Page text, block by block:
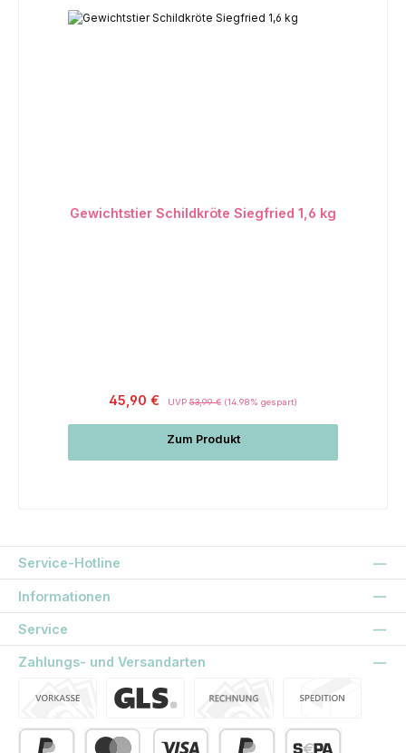
Gewichtstier Schildkröte Siegfried 1,6 kg
45,90 € UVP 53,99 € (14.98% gespart)
Zum Produkt
Service-Hotline
Informationen
Service
Zahlungs- und Versandarten
Vorkasse Kauf auf Rechnung
Standard Spedition